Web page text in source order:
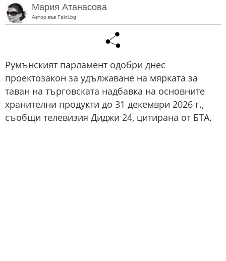
Мария Атанасова
Автор във Fakti.bg
Румънският парламент одобри днес
проектозакон за удължаване на мярката за
таван на търговската надбавка на основните
хранителни продукти до 31 декември 2026 г.,
съобщи телевизия Диджи 24, цитирана от БТА.